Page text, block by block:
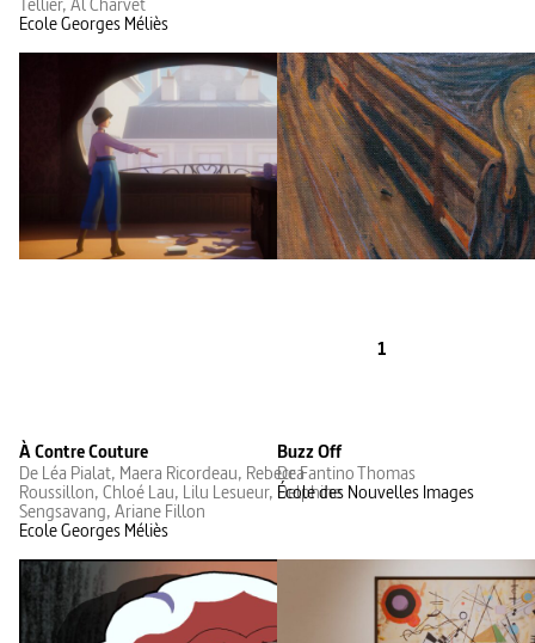
Ecole Georges Méliès
1
À Contre Couture
De Léa Pialat, Maera Ricordeau, Rebecca
Roussillon, Chloé Lau, Lilu Lesueur, Delphine
Sengsavang, Ariane Fillon
Ecole Georges Méliès
Buzz Off
De Fantino Thomas
École des Nouvelles Images